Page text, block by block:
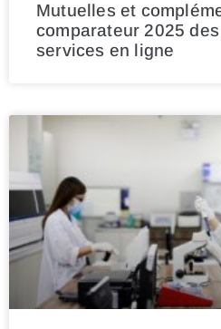
Mutuelles et
comparateur 2025
services en ligne